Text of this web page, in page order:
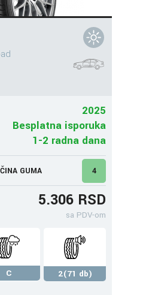
2025
Besplatna isporuka
1-2 radna dana
GUMA 4
5.306 RSD
sa PDV-om
C
2(71 db)